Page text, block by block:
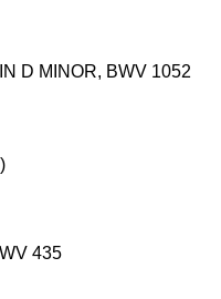
D MINOR, BWV 1052
435